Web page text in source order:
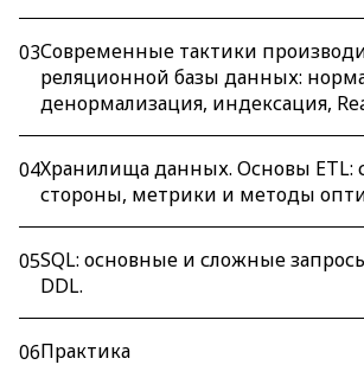
03Современные тактики
реляционной базы данных:
денормализация, индексация,
04Хранилища данных. Основы ETL:
стороны, метрики и методы
05SQL: основные и сложные
DDL.
06Практика